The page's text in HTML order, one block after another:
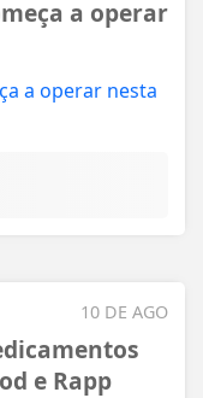
a operar
10 DE AGO
e Rapp